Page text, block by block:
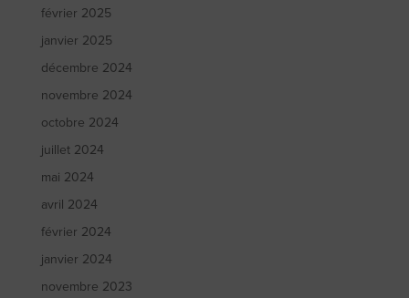
février 2025
janvier 2025
décembre 2024
novembre 2024
octobre 2024
juillet 2024
mai 2024
avril 2024
février 2024
janvier 2024
novembre 2023